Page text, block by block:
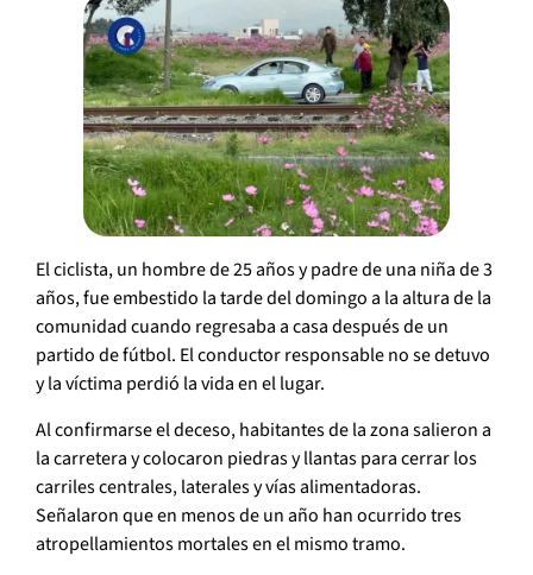
El ciclista, un hombre de 25 años y padre de una niña de 3
años, fue embestido la tarde del domingo a la altura de la
comunidad cuando regresaba a casa después de un
partido de fútbol. El conductor responsable no se detuvo
y la víctima perdió la vida en el lugar.
Al confirmarse el deceso, habitantes de la zona salieron a
la carretera y colocaron piedras y llantas para cerrar los
carriles centrales, laterales y vías alimentadoras.
Señalaron que en menos de un año han ocurrido tres
atropellamientos mortales en el mismo tramo.